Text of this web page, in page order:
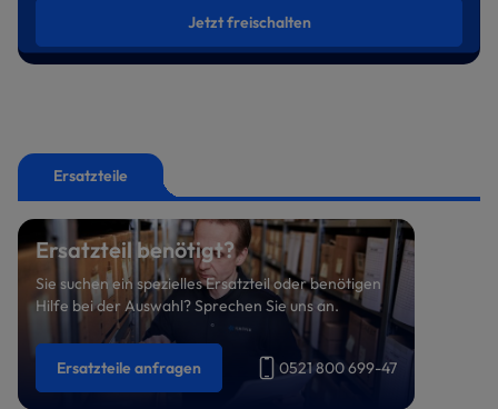
Jetzt freischalten
Ersatzteile
Ersatzteil benötigt?
Sie suchen ein spezielles Ersatzteil oder benötigen
Hilfe bei der Auswahl? Sprechen Sie uns an.
Ersatzteile anfragen 0521 800 699-47